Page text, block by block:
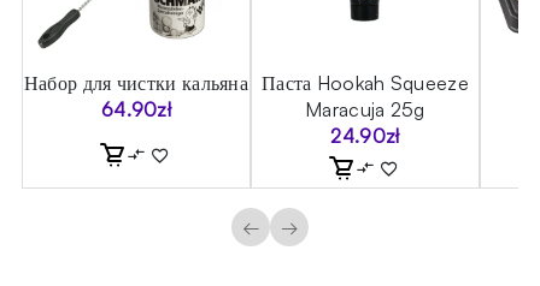
Набор для чистки кальяна
64.90zł
Паста Hookah Squeeze
Maracuja 25g
24.90zł
← →